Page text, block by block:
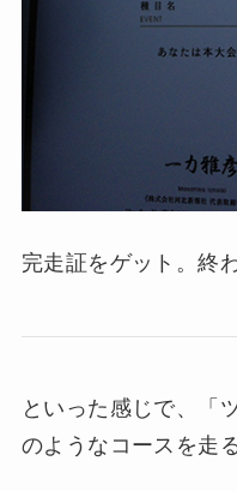
完走証をゲット。終
といった感じで、「
のようなコースを走